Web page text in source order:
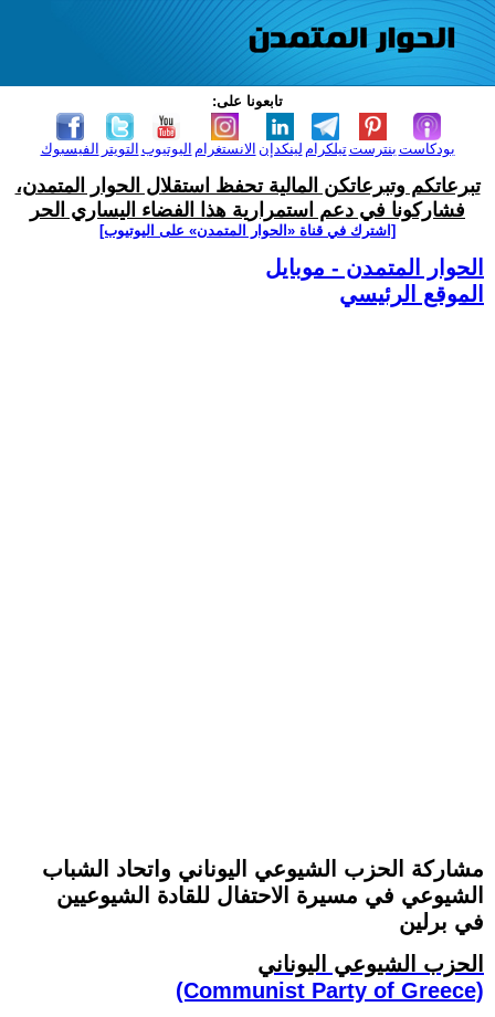
تابعونا على:
الفيسبوك التويتر اليوتيوب الانستغرام لينكدإن تيلكرامبنترست بودكاست
تبرعاتكم وتبرعاتكن المالية تحفظ استقلال الحوار المتمدن،
فشاركونا في دعم استمرارية هذا الفضاء اليساري الحر
[اشترك في قناة ‫«الحوار المتمدن» على اليوتيوب]
الحوار المتمدن - موبايل
الموقع الرئيسي
مشاركة الحزب الشيوعي اليوناني واتحاد الشباب
الشيوعي في مسيرة الاحتفال للقادة الشيوعيين
في برلين
الحزب الشيوعي اليوناني
(Communist Party of Greece)